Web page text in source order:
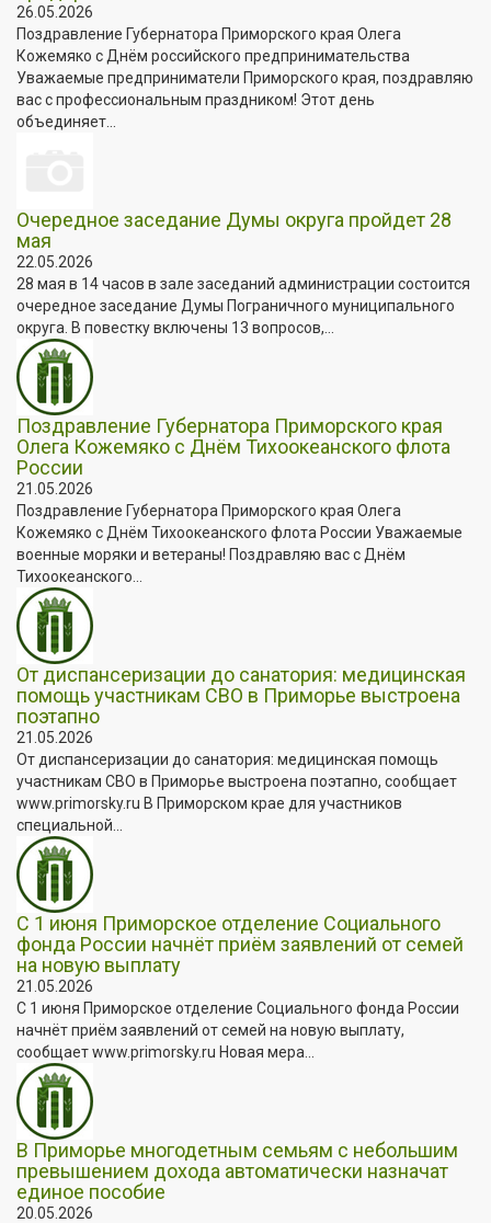
26.05.2026
Поздравление Губернатора Приморского края Олега
Кожемяко с Днём российского предпринимательства
Уважаемые предприниматели Приморского края, поздравляю
вас с профессиональным праздником! Этот день
объединяет...
Очередное заседание Думы округа пройдет 28
мая
22.05.2026
28 мая в 14 часов в зале заседаний администрации состоится
очередное заседание Думы Пограничного муниципального
округа. В повестку включены 13 вопросов,...
Поздравление Губернатора Приморского края
Олега Кожемяко с Днём Тихоокеанского флота
России
21.05.2026
Поздравление Губернатора Приморского края Олега
Кожемяко с Днём Тихоокеанского флота России Уважаемые
военные моряки и ветераны! Поздравляю вас с Днём
Тихоокеанского...
От диспансеризации до санатория: медицинская
помощь участникам СВО в Приморье выстроена
поэтапно
21.05.2026
От диспансеризации до санатория: медицинская помощь
участникам СВО в Приморье выстроена поэтапно, сообщает
www.primorsky.ru В Приморском крае для участников
специальной...
С 1 июня Приморское отделение Социального
фонда России начнёт приём заявлений от семей
на новую выплату
21.05.2026
С 1 июня Приморское отделение Социального фонда России
начнёт приём заявлений от семей на новую выплату,
сообщает www.primorsky.ru Новая мера...
В Приморье многодетным семьям с небольшим
превышением дохода автоматически назначат
единое пособие
20.05.2026